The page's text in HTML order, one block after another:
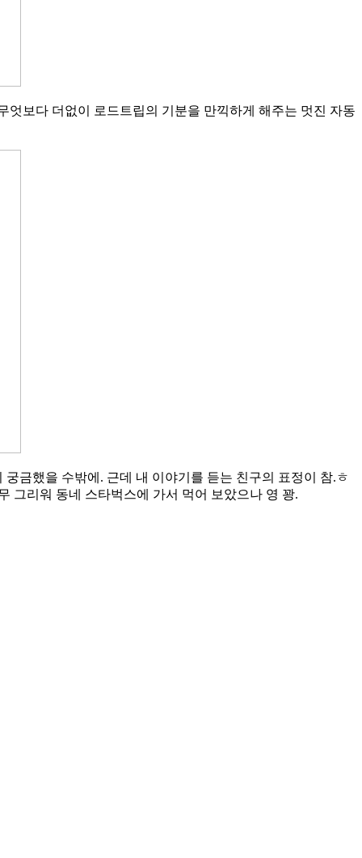
보다 더없이 로드트립의 기분을 만끽하게 해주는 멋진 자동
금했을 수밖에. 근데 내 이야기를 듣는 친구의 표정이 참.ㅎ
그리워 동네 스타벅스에 가서 먹어 보았으나 영 꽝.